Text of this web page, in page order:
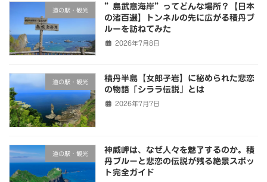
道の駅・観光
”島武意海岸”ってどんな場所？【日本
の渚百選】トンネルの先に広がる積丹ブ
ルーを訪ねてみた
2026年7月8日
道の駅・観光
積丹半島【女郎子岩】に秘められた悲恋
の物語「シララ伝説」とは
2026年7月7日
道の駅・観光
神威岬は、なぜ人々を魅了するのか。積
丹ブルーと悲恋の伝説が残る絶景スポッ
ト完全ガイド